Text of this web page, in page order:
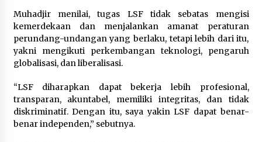
9 Agustus 2026
Wagub Malut Apresiasi
Gratis, Kakanwil: Pencatatan Hak
Cipta Musik Kini Rp0
9 Agustus 2026
Muhadjir menilai, tugas LSF tidak sebatas mengisi
kemerdekaan dan menjalankan amanat peraturan
perundang-undangan yang berlaku, tetapi lebih dari itu,
yakni mengikuti perkembangan teknologi, pengaruh
globalisasi, dan liberalisasi.
“LSF diharapkan dapat bekerja lebih profesional,
transparan, akuntabel, memiliki integritas, dan tidak
diskriminatif. Dengan itu, saya yakin LSF dapat benar-
benar independen,” sebutnya.